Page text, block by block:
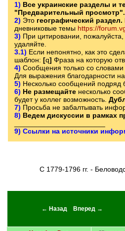
1) Все украинские разделы и
"Предварительный
2) Это географический раздел.
дневниковые темы https://
3) При цитировании,
удаляйте.
3.1) Если непонятно, как это
шаблон: [q] Фраза на которую
4) Сообщения только со
Для выражения благодарности
5) Несколько сообщений подряд
6) Не размещайтенесколько
будет у коллег возможность.
7) Просьба не забалтывать
8) Ведем дискуссии в рамках
9) Ссылки на источники
С 1779-1796 гг. -
← Назад Вперед →